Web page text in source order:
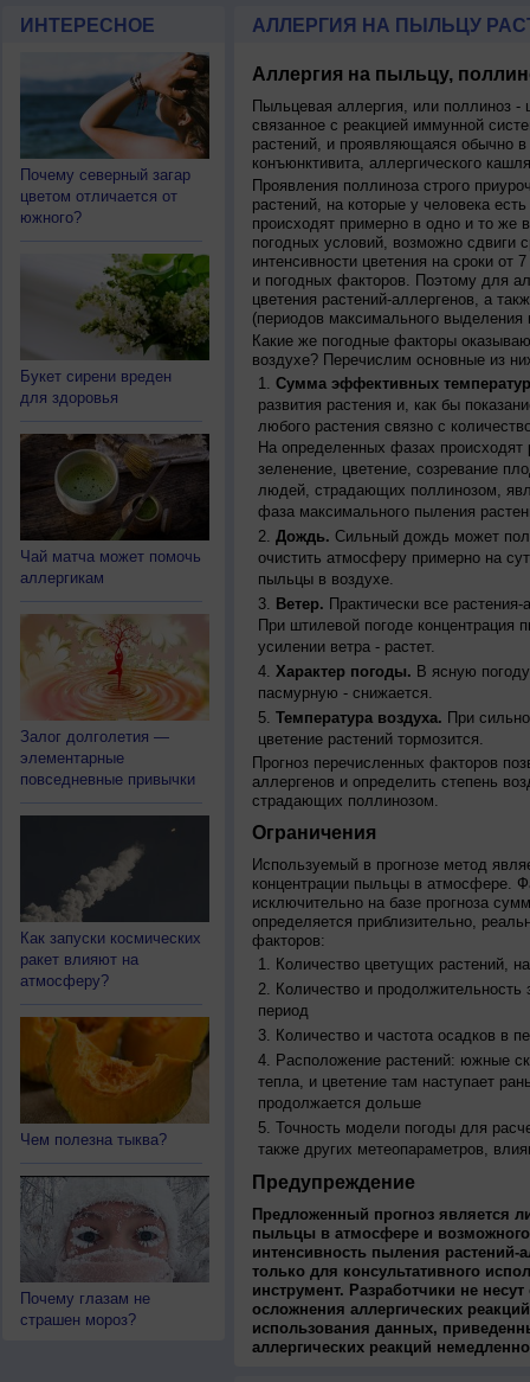
ИНТЕРЕСНОЕ
Почему северный загар
цветом отличается от
южного?
Букет сирени вреден
для здоровья
Чай матча может помочь
аллергикам
Залог долголетия —
элементарные
повседневные привычки
Как запуски космических
ракет влияют на
атмосферу?
Чем полезна тыква?
Почему глазам не
страшен мороз?
АЛЛЕРГИЯ НА ПЫЛЬЦУ
Аллергия на пыльцу,
Пыльцевая аллергия, или поллиноз -
связанное с реакцией иммунной
растений, и проявляющаяся обычно
конъюнктивита, аллергического
Проявления поллиноза строго
растений, на которые у человека
происходят примерно в одно и то же
погодных условий, возможно сдвиги
интенсивности цветения на сроки от
и погодных факторов. Поэтому для
цветения растений-аллергенов, а
(периодов максимального
Какие же погодные факторы
воздухе? Перечислим основные из
Сумма эффективных
развития растения и, как бы
любого растения связно с
На определенных фазах происходят
зеленение, цветение, созревание
людей, страдающих поллинозом,
фаза максимального пыления
Дождь. Сильный дождь может
очистить атмосферу примерно на
пыльцы в воздухе.
Ветер. Практически все
При штилевой погоде
усилении ветра - растет.
Характер погоды. В ясную
пасмурную - снижается.
Температура воздуха. При
цветение растений тормозится.
Прогноз перечисленных факторов
аллергенов и определить степень
страдающих поллинозом.
Ограничения
Используемый в прогнозе метод
концентрации пыльцы в атмосфере.
исключительно на базе прогноза
определяется приблизительно,
факторов:
Количество цветущих растений,
Количество и продолжительность
период
Количество и частота осадков в
Расположение растений: южные
тепла, и цветение там наступает
продолжается дольше
Точность модели погоды для
также других метеопараметров,
Предупреждение
Предложенный прогноз является
пыльцы в атмосфере и
интенсивность пыления растений-
только для консультативного
инструмент. Разработчики не
осложнения аллергических
использования данных,
аллергических реакций